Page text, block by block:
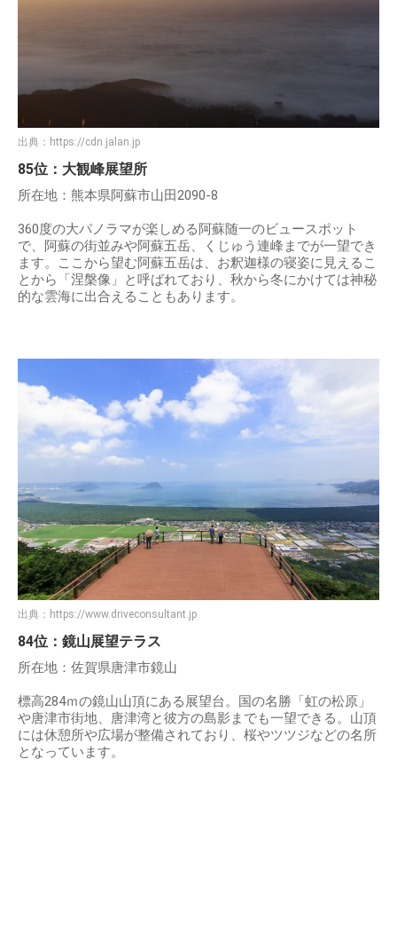
出典： https://cdn.jalan.jp
85位：大観峰展望所
所在地：熊本県阿蘇市山田2090-8
360度の大パノラマが楽しめる阿蘇随一のビュースポット
で、阿蘇の街並みや阿蘇五岳、くじゅう連峰までが一望でき
ます。ここから望む阿蘇五岳は、お釈迦様の寝姿に見えるこ
とから「涅槃像」と呼ばれており、秋から冬にかけては神秘
的な雲海に出合えることもあります。
出典： https://www.driveconsultant.jp
84位：鏡山展望テラス
所在地：佐賀県唐津市鏡山
標高284ｍの鏡山山頂にある展望台。国の名勝「虹の松原」
や唐津市街地、唐津湾と彼方の島影までも一望できる。山頂
には休憩所や広場が整備されており、桜やツツジなどの名所
となっています。